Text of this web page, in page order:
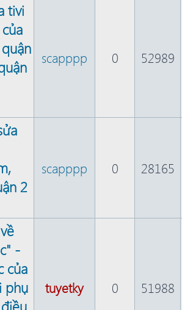
tivi
scapppp 0 52989
2
scapppp 0 28165
-
của
phụ
tuyetky 0 51988